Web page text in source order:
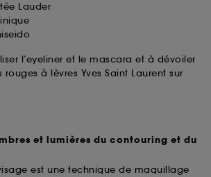
Lauder
l’eyeliner et le mascara et à dévoiler
à lèvres Yves Saint Laurent sur
et lumières du contouring et du
est une technique de maquillage